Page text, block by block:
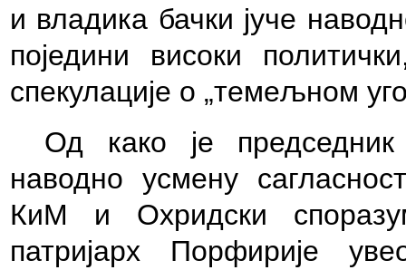
и владика бачки јуче
поједини високи
спекулације о „темељном
Од како је
наводно усмену
КиМ и Охридски
патријарх Порфирије